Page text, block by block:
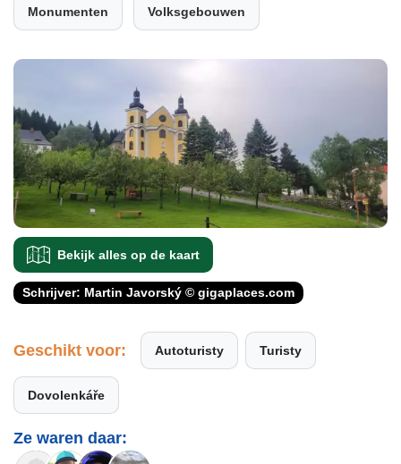
Monumenten Volksgebouwen
Bekijk alles op de kaart
Schrijver: Martin Javorský © gigaplaces.com
Geschikt voor: Autoturisty Turisty
Dovolenkáře
Ze waren daar: